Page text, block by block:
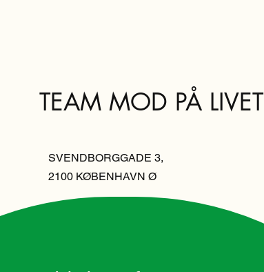
TEAM MOD PÅ LIVET
SVENDBORGGADE 3,
2100 KØBENHAVN Ø